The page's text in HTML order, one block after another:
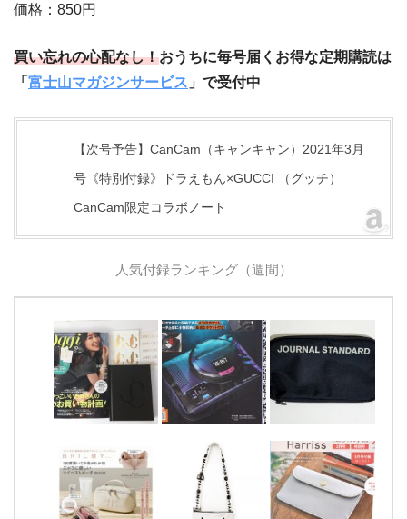
価格：850円
買い忘れの心配なし！おうちに毎号届くお得な定期購読は
「 富士山マガジンサービス 」で受付中
【次号予告】CanCam（キャンキャン）2021年3月
号《特別付録》ドラえもん×GUCCI （グッチ）
CanCam限定コラボノート
人気付録ランキング（週間）